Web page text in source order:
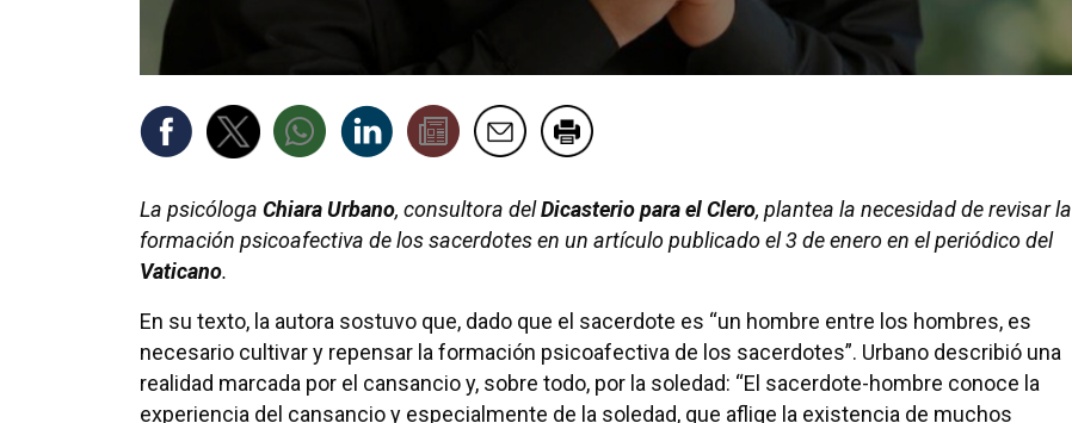
La psicóloga Chiara Urbano, consultora delDicasterio para el Clero, plantea la necesidad de revisar la
formación psicoafectiva de los sacerdotes en un artículo publicado el 3 de enero en el periódico del
Vaticano.
En su texto, la autora sostuvo que, dado que el sacerdote es “un hombre entre los hombres, es
necesario cultivar y repensar la formación psicoafectiva de los sacerdotes”. Urbano describió una
realidad marcada por el cansancio y, sobre todo, por la soledad: “El sacerdote-hombre conoce la
experiencia del cansancio y especialmente de la soledad, que aflige la existencia de muchos